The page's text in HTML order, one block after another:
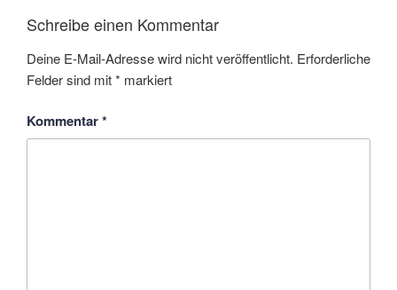
Schreibe einen Kommentar
Deine E-Mail-Adresse wird nicht veröffentlicht. Erforderliche
Felder sind mit* markiert
Kommentar*